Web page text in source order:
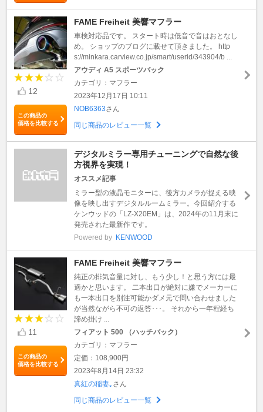
12
この商品の
価格を比較する
FAME Freiheit 美響マフラー
車検対応品です。 スタート時は低音で音はおとなし
め。 ショップのブログに載せて頂きました。 http
s://minkara.carview.co.jp/smart/userid/343904/b ...
アウディ A5 スポーツバック
カテゴリ：マフラー
2023年12月17日 10:11
NOB6363さん
同じ商品のレビュー一覧
デジタルミラー専用チューニングで自然な後
方視界を実現！
オススメ記事
ミラー型の液晶モニターに、後方カメラが捉える映
像を映し出すデジタルルームミラー。今回紹介する
ケンウッドの「LZ-X20EM」は、2024年の11月末に
発売された最新作です。
Powered by KENWOOD
11
この商品の
価格を比較する
FAME Freiheit 美響マフラー
純正の排気音量に対し、もう少し！と思う方には最
適かと思います。 二本出口が絶対に嫌でメーカーに
も一本出口を別注可能かダメ元で問い合わせました
が当然ながら不可の返答･･･。 それから一年程経ち
諦め掛け ...
フィアット 500 （ハッチバック）
カテゴリ：マフラー
定価：108,900円
2023年8月14日 23:32
真紅の稲妻｡ さん
同じ商品のレビュー一覧